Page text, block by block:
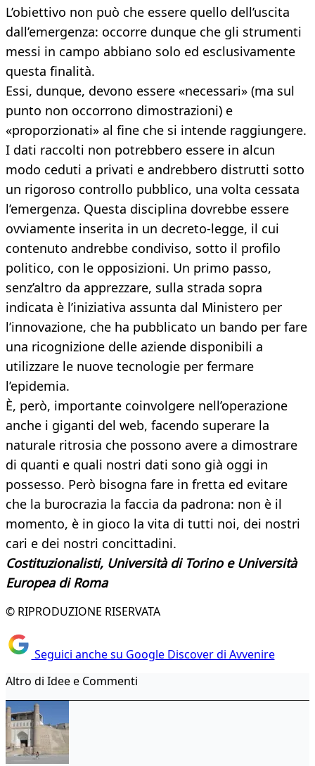
L’obiettivo non può che essere quello dell’uscita
dall’emergenza: occorre dunque che gli strumenti
messi in campo abbiano solo ed esclusivamente
questa finalità.
Essi, dunque, devono essere «necessari» (ma sul
punto non occorrono dimostrazioni) e
«proporzionati» al fine che si intende raggiungere.
I dati raccolti non potrebbero essere in alcun
modo ceduti a privati e andrebbero distrutti sotto
un rigoroso controllo pubblico, una volta cessata
l’emergenza. Questa disciplina dovrebbe essere
ovviamente inserita in un decreto-legge, il cui
contenuto andrebbe condiviso, sotto il profilo
politico, con le opposizioni. Un primo passo,
senz’altro da apprezzare, sulla strada sopra
indicata è l’iniziativa assunta dal Ministero per
l’innovazione, che ha pubblicato un bando per fare
una ricognizione delle aziende disponibili a
utilizzare le nuove tecnologie per fermare
l’epidemia.
È, però, importante coinvolgere nell’operazione
anche i giganti del web, facendo superare la
naturale ritrosia che possono avere a dimostrare
di quanti e quali nostri dati sono già oggi in
possesso. Però bisogna fare in fretta ed evitare
che la burocrazia la faccia da padrona: non è il
momento, è in gioco la vita di tutti noi, dei nostri
cari e dei nostri concittadini.
Costituzionalisti, Università di Torino e Università
Europea di Roma
© RIPRODUZIONE RISERVATA
Seguici anche su Google Discover di Avvenire
Altro di Idee e Commenti